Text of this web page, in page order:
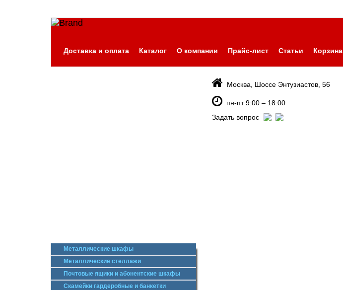
Доставка и оплата Каталог О компании Прайс-лист Статьи Корзина
Москва, Шоссе Энтузиастов, 56
пн-пт 9:00 – 18:00
Задать вопрос
Металлические шкафы
Металлические стеллажи
Почтовые ящики и абонентские шкафы
Скамейки гардеробные и банкетки